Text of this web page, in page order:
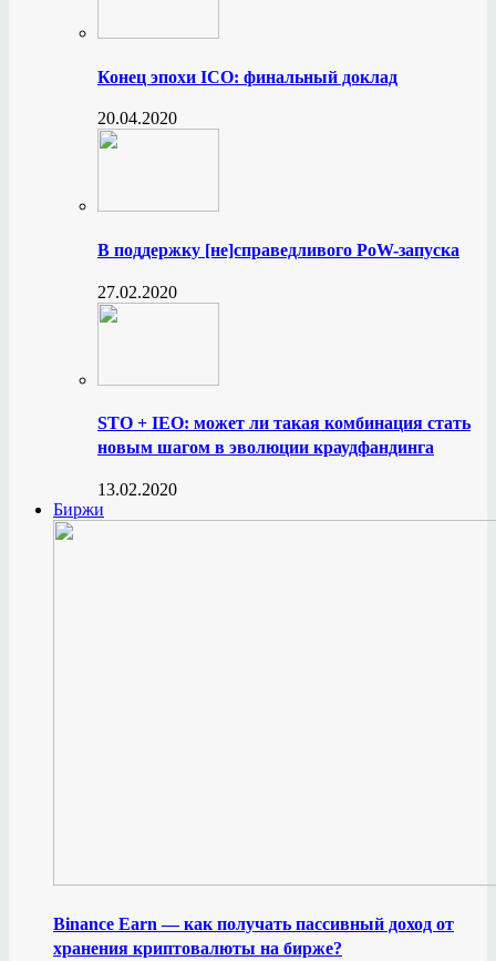
Конец эпохи ICO: финальный доклад
20.04.2020
В поддержку [не]справедливого PoW-запуска
27.02.2020
STO + IEO: может ли такая комбинация стать
новым шагом в эволюции краудфандинга
13.02.2020
Биржи
Binance Earn — как получать пассивный доход от
хранения криптовалюты на бирже?